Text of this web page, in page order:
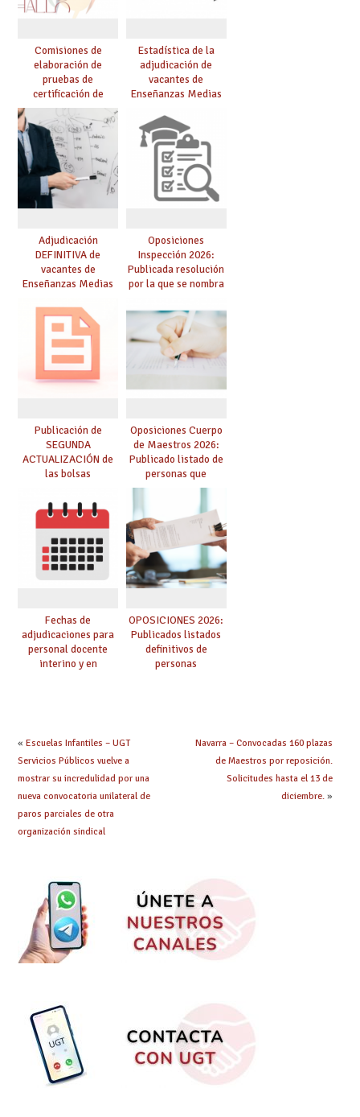
Comisiones de
elaboración de
pruebas de
certificación de
competencia
lingüística: publicada
resolución definitiva
Estadística de la
adjudicación de
vacantes de
Enseñanzas Medias
Adjudicación
DEFINITIVA de
vacantes de
Enseñanzas Medias
Oposiciones
Inspección 2026:
Publicada resolución
por la que se nombra
prácticas, se regulan
dichas prácticas y se
convoca acto público
de adjudicación
Publicación de
SEGUNDA
ACTUALIZACIÓN de
las bolsas
Cuerpo de Maestros
de especialidades
convocadas a
oposición
Oposiciones Cuerpo
de Maestros 2026:
Publicado listado de
personas que
adquieren nueva
especialidad
Fechas de
adjudicaciones para
personal docente
interino y en
OPOSICIONES 2026:
Publicados listados
definitivos de
personas
« Escuelas Infantiles – UGT
Servicios Públicos vuelve a
mostrar su incredulidad por una
nueva convocatoria unilateral de
paros parciales de otra
organización sindical
Navarra – Convocadas 160 plazas
de Maestros por reposición.
Solicitudes hasta el 13 de
diciembre.»